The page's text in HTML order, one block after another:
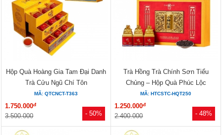
- 50%
Hộp Quà Hoàng Gia Tam Đại Danh
Trà Cửu Ngũ Chí Tôn
MÃ: QTCNCT-T363
1.750.000đ
3.500.000 - 48%
Trà Hồng Trà Chính Sơn Tiểu
Chủng – Hộp Quà Phúc Lộc
Hoàng...
MÃ: HTCSTC-HQT250
1.250.000đ
2.400.000